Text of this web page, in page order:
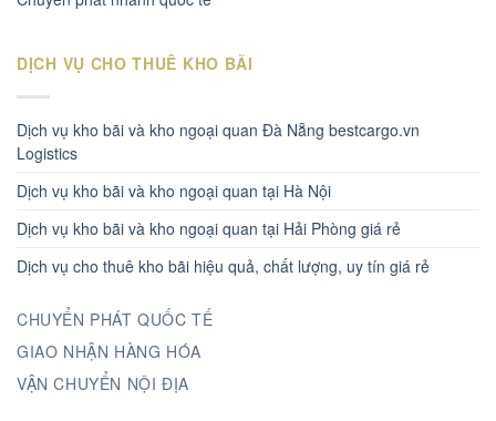
DỊCH VỤ CHO THUÊ KHO BÃI
Dịch vụ kho bãi và kho ngoại quan Đà Nẵng bestcargo.vn
Logistics
Dịch vụ kho bãi và kho ngoại quan tại Hà Nội
Dịch vụ kho bãi và kho ngoại quan tại Hải Phòng giá rẻ
Dịch vụ cho thuê kho bãi hiệu quả, chất lượng, uy tín giá rẻ
CHUYỂN PHÁT QUỐC TẾ
GIAO NHẬN HÀNG HÓA
VẬN CHUYỂN NỘI ĐỊA